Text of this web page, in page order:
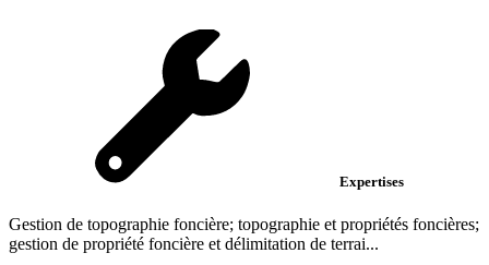
Expertises
Gestion de topographie foncière; topographie et propriétés foncières;
gestion de propriété foncière et délimitation de terrai...